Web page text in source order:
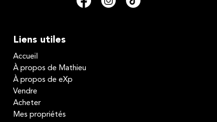
Liens utiles
Accueil
À propos de Mathieu
À propos de eXp
Vendre
Acheter
Mes propriétés